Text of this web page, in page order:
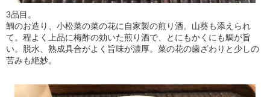
3品目。
鯛のお造り、小松菜の菜の花に自家製の煎り酒。山葵も添えられ
て。程よく上品に梅酢の効いた煎り酒で、とにもかくにも鯛が旨
い。脱水、熟成具合がよく旨味が濃厚。菜の花の歯ざわりと少しの
苦みも絶妙。